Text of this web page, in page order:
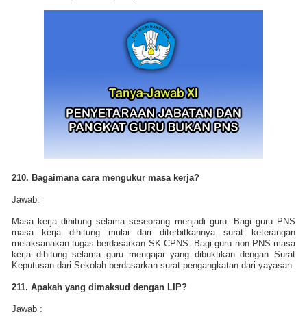
210. Bagaimana cara mengukur masa kerja?
Jawab:
Masa kerja dihitung selama seseorang menjadi guru. Bagi guru PNS
masa kerja dihitung mulai dari diterbitkannya surat keterangan
melaksanakan tugas berdasarkan SK CPNS. Bagi guru non PNS masa
kerja dihitung selama guru mengajar yang dibuktikan dengan Surat
Keputusan dari Sekolah berdasarkan surat pengangkatan dari yayasan.
211. Apakah yang dimaksud dengan LIP?
Jawab :